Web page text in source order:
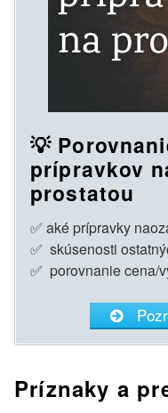
💡
prípravkov
prostatou
✅ aké prípravky
✅ skúsenosti
✅ porovnanie cena/
Príznaky a